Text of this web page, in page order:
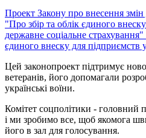
Проект Закону про внесення змін
"Про збір та облік єдиного
державне соціальне
єдиного внеску для підприємств
Цей законопроект підтримує
ветеранів, його допомагали
українські воїни.
Комітет соцполітики - головний
і ми зробимо все, щоб якомога
його в зал для голосування.